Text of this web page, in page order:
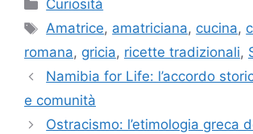
Curiosità
Tag
Amatrice, amatriciana, cucina,
romana, gricia, ricette tradizionali,
Namibia for Life: l’accordo
e comunità
Ostracismo: l’etimologia greca